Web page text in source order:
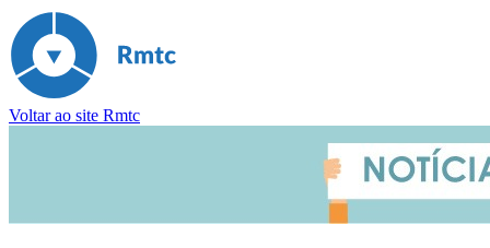
Voltar ao site Rmtc